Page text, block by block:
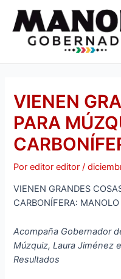
contenido
VIENEN
PARA
Poreditor editor/
VIENEN GRANDES
CARBONÍFERA: MANOLO
Acompaña Gobernador
Múzquiz, Laura Jiménez
Resultados
de
entradas